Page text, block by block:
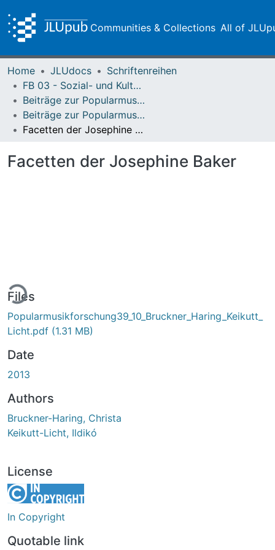
Communities & Collections All of
Home JLUdocs
Schriftenreihen
FB 03 - Sozial- und Kulturwissenschaften
Beiträge zur Popularmusikforschung
Beiträge zur Popularmusikforschung 39 (2013)
Facetten der Josephine Baker
Facetten der Josephine Baker
Files
Popularmusikforschung39_10_Bruckner_Haring_Keikutt_
Licht.pdf (1.31 MB)
Date
2013
Authors
Bruckner-Haring, Christa
Keikutt-Licht, Ildikó
License
In Copyright
Quotable link